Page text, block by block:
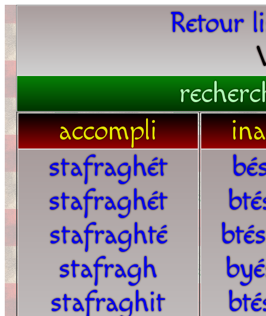
Retour
accompli
stafraghét
stafraghét
stafraghté
stafragh
stafraghit